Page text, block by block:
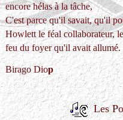
encore hélas à la tâche,
C'est parce qu'il savait, qu'il
Howlett le féal collaborateur,
feu du foyer qu'il avait allumé.
Birago Diop
Les